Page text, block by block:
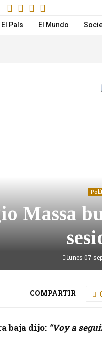
Facebook
GorjeoInstagram
El País El Mundo
Massa
lunes 07
COMPARTIR
baja dijo: “Voy a